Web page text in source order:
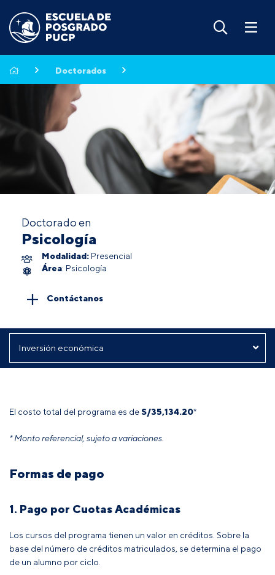
Doctorados
Doctorado en
Psicología
Modalidad: Presencial
Área: Psicología
Contáctanos
El costo total del programa es deS/35,134.20*
* Monto referencial, sujeto a variaciones.
Formas de pago
1. Pago por Cuotas Académicas
Los cursos del programa tienen un valor en créditos. Sobre la
base del número de créditos matriculados, se determina el pago
de un alumno por ciclo.